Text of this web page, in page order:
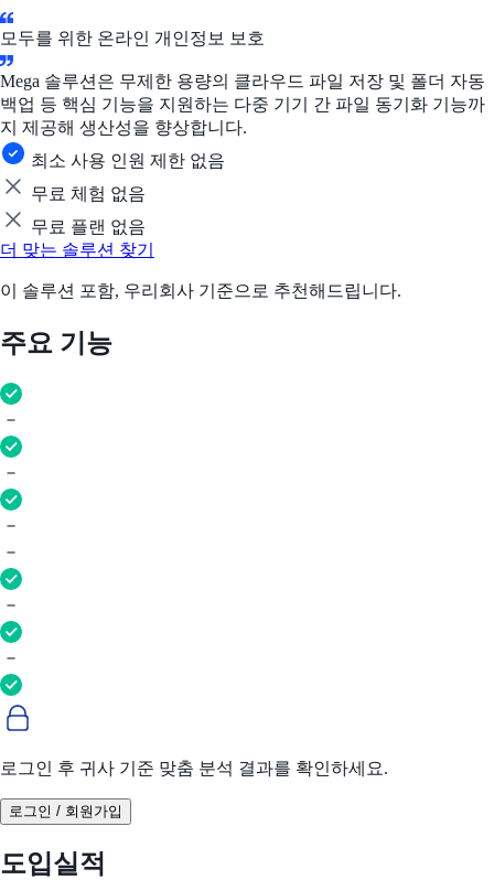
모두를 위한 온라인 개인정보 보호
Mega 솔루션은 무제한 용량의 클라우드 파일 저장 및 폴더 자동
백업 등 핵심 기능을 지원하는 다중 기기 간 파일 동기화 기능까
지 제공해 생산성을 향상합니다.
최소 사용 인원 제한 없음
무료 체험 없음
무료 플랜 없음
더 맞는 솔루션 찾기
이 솔루션 포함, 우리회사 기준으로 추천해드립니다.
주요 기능
로그인 후 귀사 기준 맞춤 분석 결과를 확인하세요.
로그인 / 회원가입
도입실적